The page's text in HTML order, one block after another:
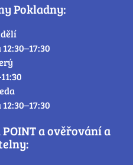
Pokladny:
a ověřování a